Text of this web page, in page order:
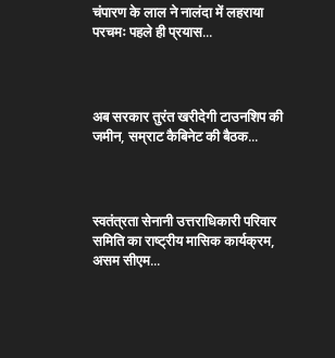
चंपारण के लाल ने नालंदा में लहराया
परचमः पहले ही प्रयास...
अब सरकार तुरंत खरीदेगी टाउनशिप की
जमीन, सम्राट कैबिनेट की बैठक...
स्वतंत्रता सेनानी उत्तराधिकारी परिवार
समिति का राष्ट्रीय मासिक कार्यक्रम,
असम सीएम...